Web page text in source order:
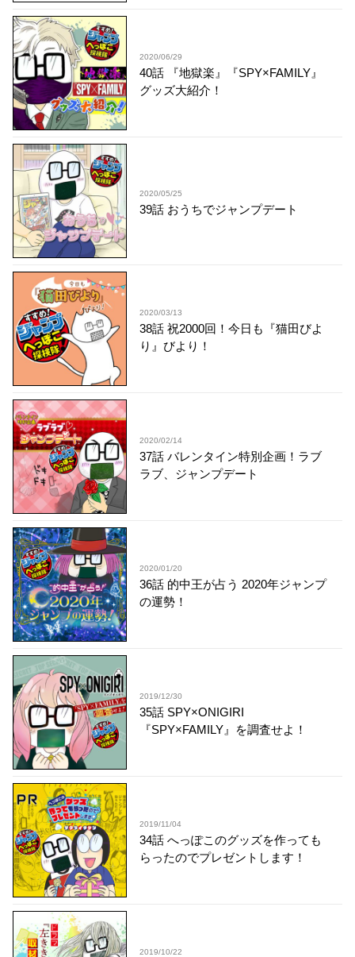
2020/06/29
40話 『地獄楽』『SPY×FAMILY』
グッズ大紹介！
2020/05/25
39話 おうちでジャンプデート
2020/03/13
38話 祝2000回！今日も『猫田びよ
り』びより！
2020/02/14
37話 バレンタイン特別企画！ラブ
ラブ、ジャンプデート
2020/01/20
36話 的中王が占う 2020年ジャンプ
の運勢！
2019/12/30
35話 SPY×ONIGIRI
『SPY×FAMILY』を調査せよ！
2019/11/04
34話 へっぽこのグッズを作っても
らったのでプレゼントします！
2019/10/22